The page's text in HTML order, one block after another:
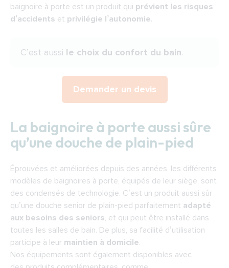
baignoire à porte est un produit qui prévient les risques
d’accidents et privilégie l’autonomie.
C’est aussi le choix du confort du bain.
Demander un devis
La baignoire à porte aussi sûre
qu’une douche de plain-pied
Éprouvées et améliorées depuis des années, les différents
modèles de baignoires à porte, équipés de leur siège, sont
des condensés de technologie. C’est un produit aussi sûr
qu’une douche senior de plain-pied parfaitement adapté
aux besoins des seniors, et qui peut être installé dans
toutes les salles de bain. De plus, sa facilité d’utilisation
participe à leur maintien à domicile.
Nos équipements sont également disponibles avec